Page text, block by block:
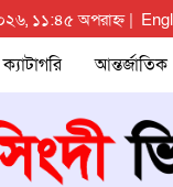
১১:৪৫ অপরাহ্ন |
আন্তর্জাতিক